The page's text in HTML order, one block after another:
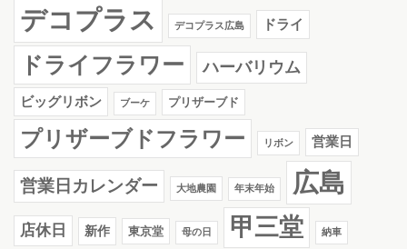
デコプラス デコプラス広島 ドライ
ドライフラワー ハーバリウム
ビッグリボン ブーケ プリザーブド
プリザーブドフラワー リボン 営業日
営業日カレンダー 大地農園 年末年始 広島
店休日 新作 東京堂 母の日 甲三堂 納車